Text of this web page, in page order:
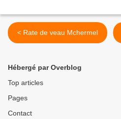
< Rate de veau Mchermel
Hébergé par Overblog
Top articles
Pages
Contact